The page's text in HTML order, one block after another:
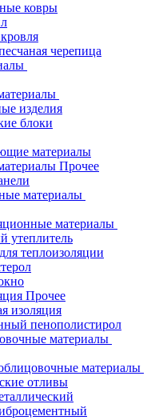
ковры
черепица
изделия
блоки
материалы
Прочее
материалы
материалы
утеплитель
теплоизоляции
Прочее
изоляция
пенополистирол
материалы
материалы
отливы